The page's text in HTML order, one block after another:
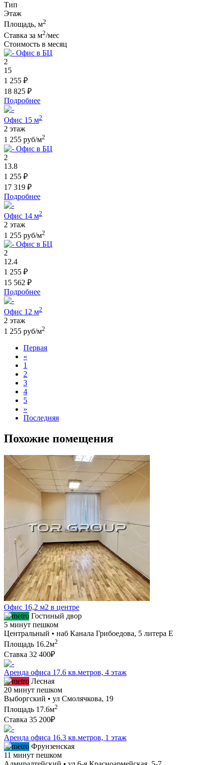
Тип
Этаж
Площадь, м2
Ставка за м2/мес
Стоимость в месяц
Офис в БЦ
2
15
1 255 ₽
18 825 ₽
Подробнее
Офис 15 м2
2 этаж
1 255 руб/м2
Офис в БЦ
2
13.8
1 255 ₽
17 319 ₽
Подробнее
Офис 14 м2
2 этаж
1 255 руб/м2
Офис в БЦ
2
12.4
1 255 ₽
15 562 ₽
Подробнее
Офис 12 м2
2 этаж
1 255 руб/м2
Первая
«
1
2
3
4
5
»
Последняя
Похожие помещения
Офис 16,2 м2 в центре
Гостиный двор
5 минут пешком
Центральный • наб Канала Грибоедова, 5 литера Е
Площадь 16.2м2
Ставка 32 400₽
Аренда офиса 17.6 кв.метров, 4 этаж
Лесная
20 минут пешком
Выборгский • ул Смолячкова, 19
Площадь 17.6м2
Ставка 35 200₽
Аренда офиса 16.3 кв.метров, 1 этаж
Фрунзенская
11 минут пешком